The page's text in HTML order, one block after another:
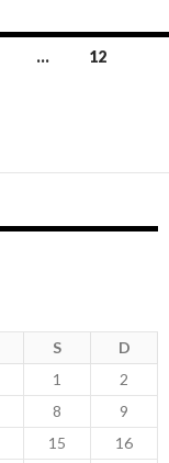
… 12
S D
1
2
8
9
15
16